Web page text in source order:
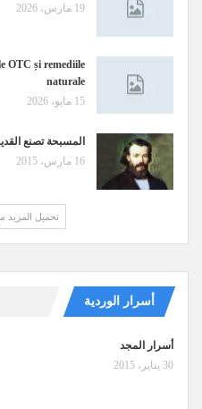
19 مارس، 2026
OTC și remediile
naturale
15 مايو، 2026
المسبحة تصنع
16 مارس، 2015
تحميل المزيد
أسرار الوردية
أسرار المجد
30 يناير، 2015